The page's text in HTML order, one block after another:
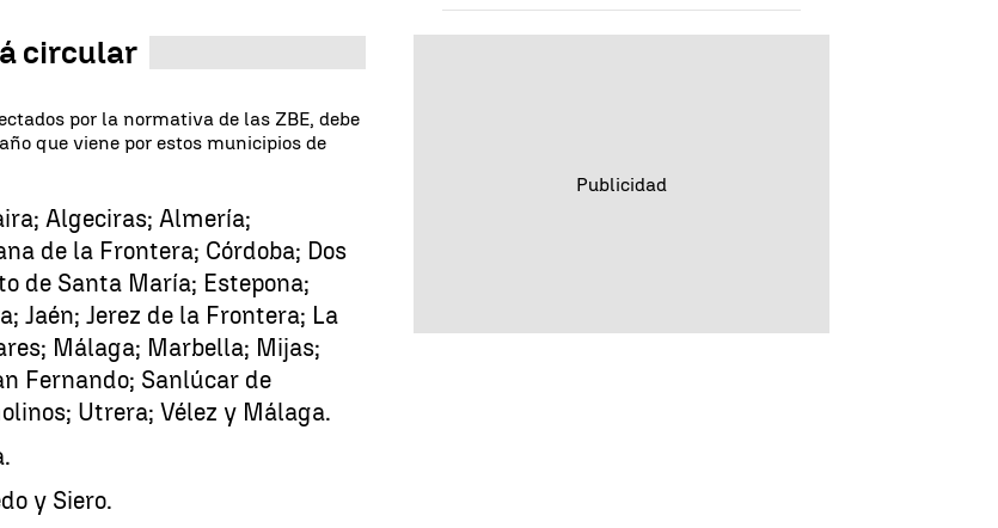
circular
por la normativa de las ZBE, debe
que viene por estos municipios de
Algeciras; Almería;
de la Frontera; Córdoba; Dos
de Santa María; Estepona;
Jaén; Jerez de la Frontera; La
Málaga; Marbella; Mijas;
Fernando; Sanlúcar de
Utrera; Vélez y Málaga.
y Siero.